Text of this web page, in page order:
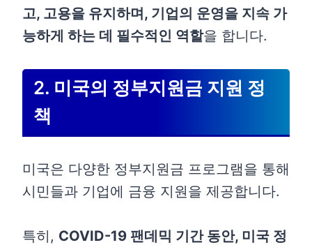
고, 고용을 유지하며, 기업의 운영을 지속 가
능하게 하는 데 필수적인 역할을 합니다.
2. 미국의 정부지원금 지원 정
책
미국은 다양한 정부지원금 프로그램을 통해
시민들과 기업에 금융 지원을 제공합니다.
특히, COVID-19 팬데믹 기간 동안, 미국 정